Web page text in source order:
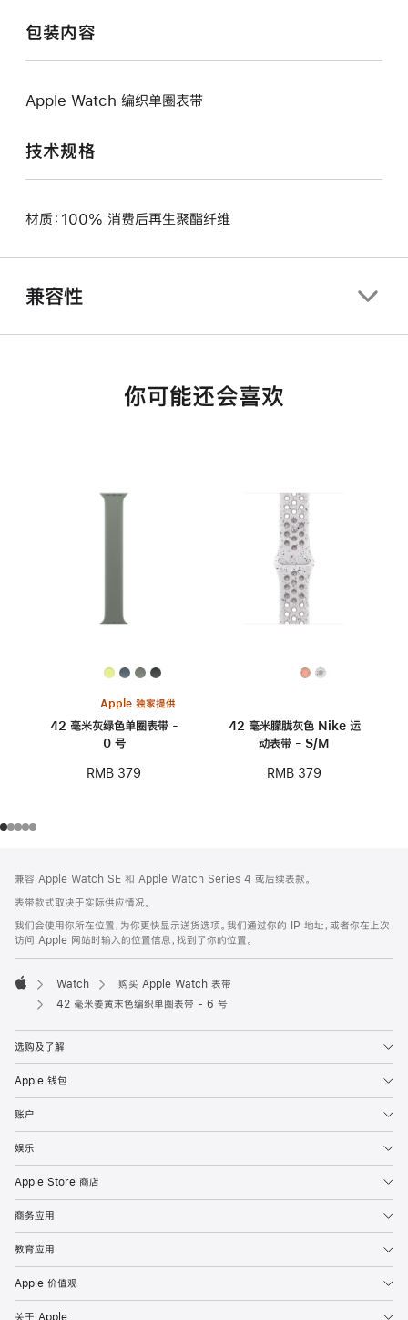
包装内容
Apple Watch 编织单圈表带
技术规格
材质：100% 消费后再生聚酯纤维
兼容性
你可能还会喜欢
Apple 独家提供
42 毫米灰绿色单圈表带 -
0 号
RMB 379
42 毫米朦胧灰色 Nike 运
动表带 - S/M
RMB 379
页
页
脚
注
兼容 Apple Watch SE 和 Apple Watch Series 4 或后续表款。
表带款式取决于实际供应情况。
我们会使用你所在位置，为你更快显示送货选项。我们通过你的 IP 地址，或者你在上次
访问 Apple 网站时输入的位置信息，找到了你的位置。
Apple
Watch
购买 Apple Watch 表带
42 毫米姜黄末色编织单圈表带 - 6 号
选购及了解
Apple 钱包
账户
娱乐
Apple Store 商店
商务应用
教育应用
Apple 价值观
关于 Apple